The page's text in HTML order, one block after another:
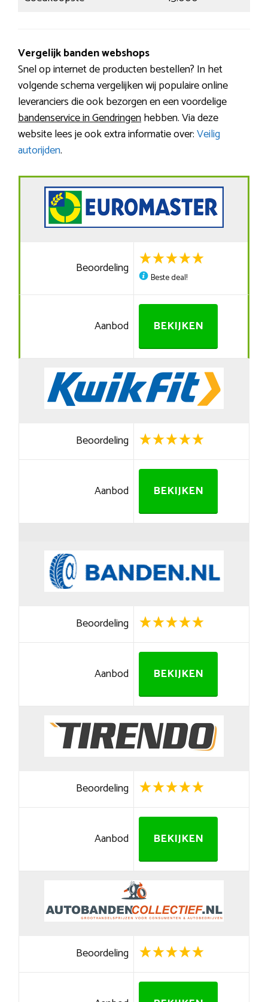
Vergelijk banden webshops
Snel op internet de producten bestellen? In het
volgende schema vergelijken wij populaire online
leveranciers die ook bezorgen en een voordelige
bandenservice in Gendringenhebben. Via deze
website lees je ook extra informatie over:Veilig
autorijden.
Beoordeling
Beste deal!
Aanbod BEKIJKEN
Beoordeling
Aanbod BEKIJKEN
Beoordeling
Aanbod BEKIJKEN
Beoordeling
Aanbod BEKIJKEN
Beoordeling